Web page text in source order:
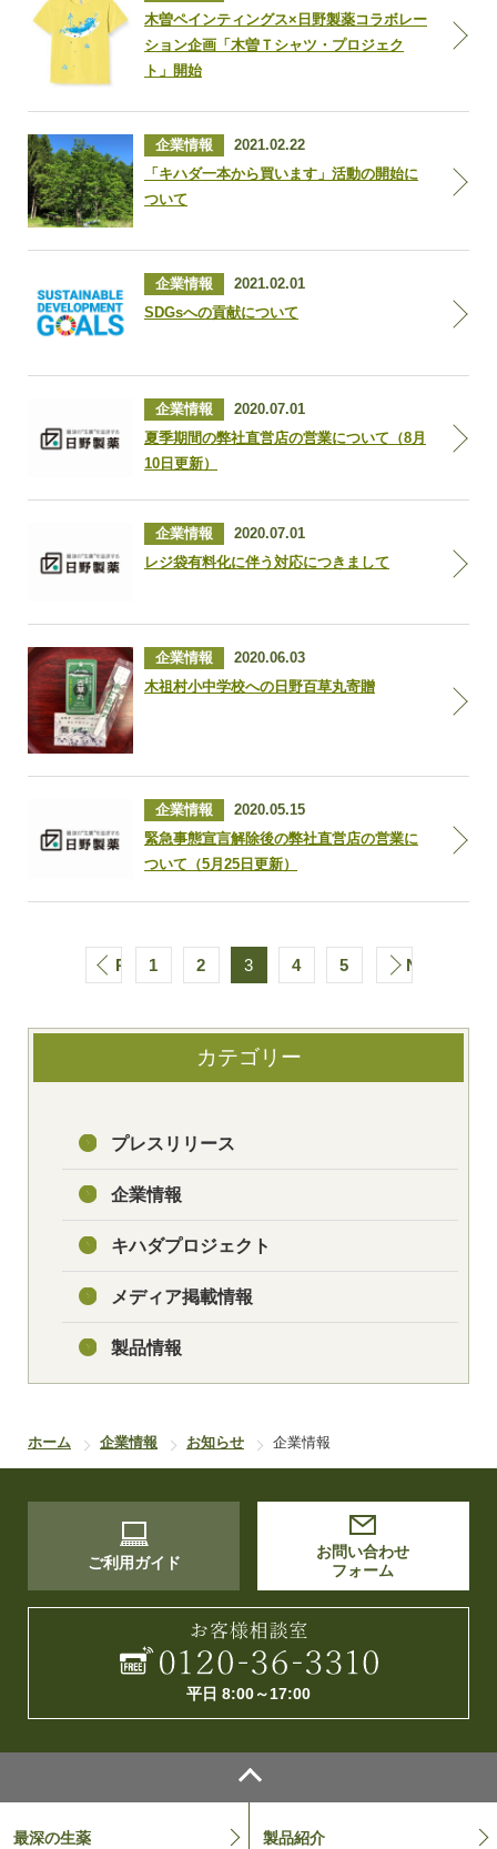
木曽ペインティングス×日野製薬コラボレー
ション企画「木曽Ｔシャツ・プロジェク
ト」開始
企業情報
2021.02.22
「キハダ一本から買います」活動の開始に
ついて
企業情報
2021.02.01
SDGsへの貢献について
企業情報
2020.07.01
夏季期間の弊社直営店の営業について（8月
10日更新）
企業情報
2020.07.01
レジ袋有料化に伴う対応につきまして
企業情報
2020.06.03
木祖村小中学校への日野百草丸寄贈
企業情報
2020.05.15
緊急事態宣言解除後の弊社直営店の営業に
ついて（5月25日更新）
PREV
1 2 3 4 5 NEXT
カテゴリー
プレスリリース
企業情報
キハダプロジェクト
メディア掲載情報
製品情報
ホーム 企業情報 お知らせ 企業情報
ご利用ガイド
お問い合わせ
フォーム
平日 8:00～17:00
最深の生薬 製品紹介